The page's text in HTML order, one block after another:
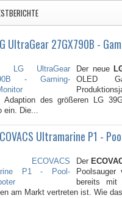
UltraGear 27GX790B -
Der neue
OLED
Adaption des größeren LG
ein. Die...
Ultramarine P1 -
Der
Poolsauger
bereits mit
am Markt vertreten ist. Wie